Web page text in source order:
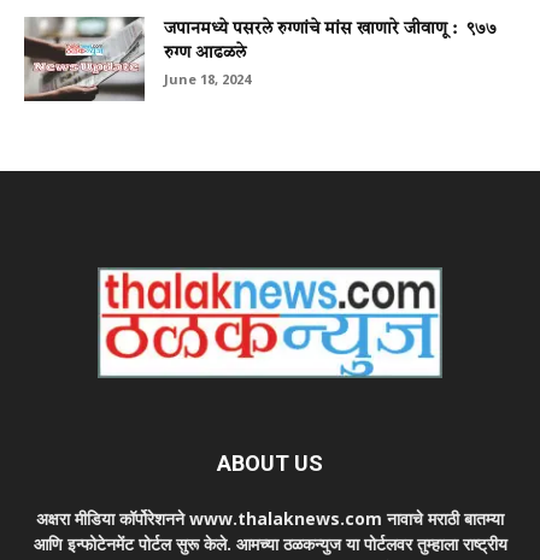
जपानमध्ये पसरले रुग्णांचे मांस खाणारे जीवाणू : ९७७
रुग्ण आढळले
June 18, 2024
ABOUT US
अक्षरा मीडिया कॉर्पोरेशनने www.thalaknews.com नावाचे मराठी बातम्या
आणि इन्फोटेनमेंट पोर्टल सुरू केले. आमच्या ठळकन्युज या पोर्टलवर तुम्हाला राष्ट्रीय